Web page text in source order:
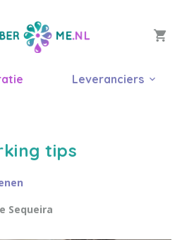
Leveranciers
tips
Sequeira